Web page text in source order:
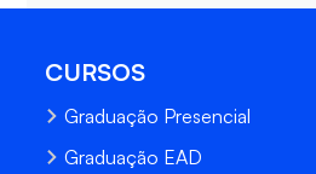
CURSOS
Graduação Presencial
Graduação EAD